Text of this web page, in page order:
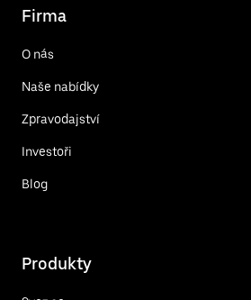
Firma
O nás
Naše nabídky
Zpravodajství
Investoři
Blog
Produkty